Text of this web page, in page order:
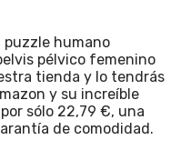
puzzle humano
pélvico femenino
tienda y lo tendrás
y su increíble
sólo 22,79 €, una
de comodidad.